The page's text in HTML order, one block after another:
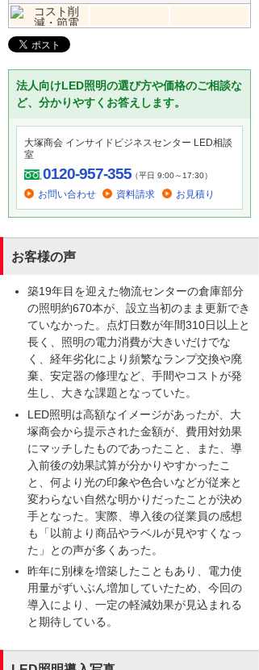
法人向けLED照明の選び方や価格のご相談な
ど、分かりやすくお答えします。
大塚商会 インサイドビジネスセンター LED相談
室
0120-957-355（平日 9:00～17:30）
お問い合わせ 資料請求 お見積り
お客様の声
築19年目を迎えた物流センターの倉庫部分
の照明約670本が、設立当初のまま更新でき
ていなかった。点灯日数が年間310日以上と
長く、照明の電力消費が大きいだけでな
く、経年劣化により頻繁なランプ交換や廃
棄、安定器の修理など、手間やコストが発
生し、大きな課題となっていた。
LED照明は高額なイメージがあったが、大
塚商会から提示された金額が、費用対効果
にマッチしたものであったこと、また、導
入前後の効果試算が分かりやすかったこ
と、何より光の印象や色合いなどが従来と
変わらない自然な明かりだったことが決め
手となった。実際、導入後の従業員の感想
も「以前より商品やラベルが見やすくなっ
た」との声が多くあった。
昨年に別棟を増築したこともあり、電力使
用量がずいぶん増加していたため、今回の
導入により、一定の軽減効果が見込まれる
と期待している。